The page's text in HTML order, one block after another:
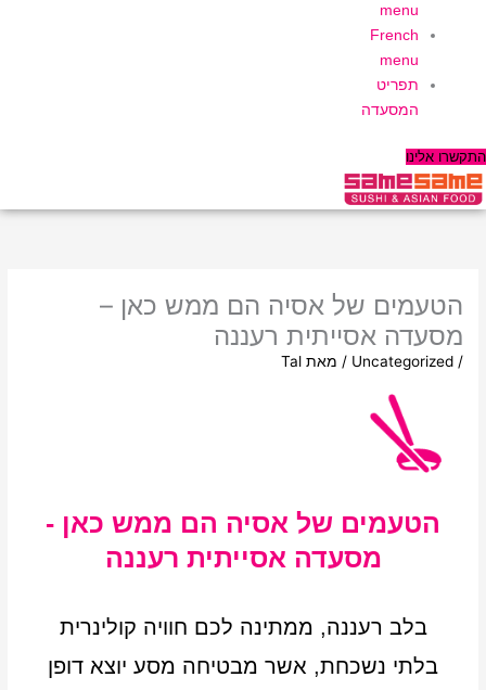
menu
French
menu
תפריט
המסעדה
התקשרו אלינו
הטעמים של אסיה הם ממש כאן –
מסעדה אסייתית רעננה
/
Uncategorized / מאתTal
הטעמים של אסיה הם ממש כאן -
מסעדה אסייתית רעננה
בלב רעננה, ממתינה לכם חוויה קולינרית
בלתי נשכחת, אשר מבטיחה מסע יוצא דופן